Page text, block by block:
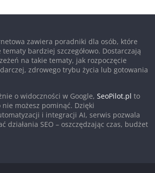
zawiera poradniki dla osób, które
bardziej szczegółowo. Dostarczają
na takie tematy, jak rozpoczęcie
zdrowego trybu życia lub gotowania
o widoczności w Google,SeoPilot.pl to
możesz pominąć. Dzięki
i integracji AI, serwis pozwala
działania SEO – oszczędzając czas, budżet